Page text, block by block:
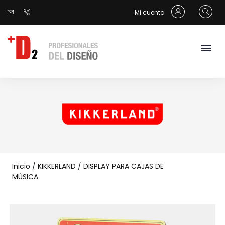
Mi cuenta
Inicio / KIKKERLAND / DISPLAY PARA CAJAS DE
MÚSICA